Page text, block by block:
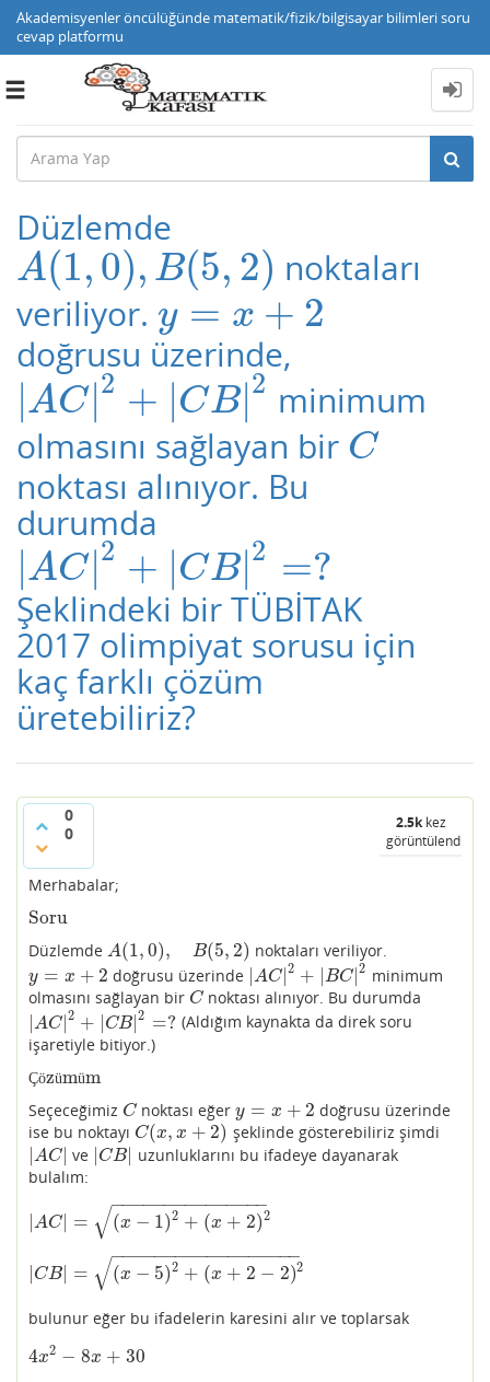
Akademisyenler öncülüğünde matematik/fizik/bilgisayar bilimleri soru
cevap platformu
Toggle
Düzlemde
A(1, 0), B(5, 2)
A(1,0 ,B(5,2)
noktaları
veriliyor. y = x + 2
y=x+ 2
doğrusu üzerinde,
|AC|2 + |CB|2
|AC| 2 +|C B|2
minimum
olmasını sağlayan bir C
C
noktası alınıyor. Bu
durumda
AC| 2 + CB 2 =?
|AC| 2 +|C B|2= ?
Şeklindeki bir TÜBİTAK
2017 olimpiyat sorusu için
kaç farklı çözüm
üretebiliriz?
0
0
2.5kkez
görüntülendi
Merhabalar;
Soru
Soru
Düzlemde A(1,0), B(5, 2)
A(1,0) ,B(5 noktaları veriliyor.
y = x + 2
y= x+ 2 doğrusu üzerinde |AC |2 + |BC| 2
|AC| 2 +|B C|2
minimum
olmasını sağlayan bir C
C noktası alınıyor. Bu durumda
AC| 2 + CB |2 =?
|AC| 2 +|C B|2= ?
(Aldığım kaynakta da direk soru
işaretiyle bitiyor.)
Çözümüm
Çözümüm
Seçeceğimiz C
C noktası eğer y = x + 2
y= x+ 2
doğrusu üzerinde
ise bu noktayı C(x, x + 2)
C(x,x+ 2) şeklinde gösterebiliriz şimdi
|AC|
|AC| ve |CB|
|CB| uzunluklarını bu ifadeye dayanarak
bulalım:
|AC| = (x − 1)2 + (x + 2)2
− −
−−−−−−−−−−−−−
√
| AC|=(x−1 )2+( x+2)2
CB| = (x − 5)2 + (x + 2 − 2)2
− −
−−−−−−−−−−−−−−−−
√
| CB|= x− 5)2+ (x+ 2− 2)2
bulunur eğer bu ifadelerin karesini alır ve toplarsak
4x2 − 8x + 30
4 x2−8x+30